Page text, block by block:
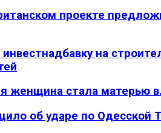
проекте
на
женщина стала матерью
об ударе по Одесской